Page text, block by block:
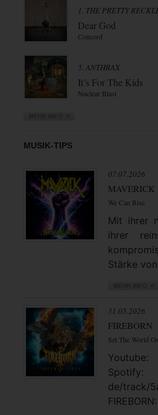
1. THE PRETTY
Dear God
Concord
3. ANTHRAX
It’s For The Kids
Nuclear Blast
MUSIK-TIPS
07.07.2026
MAVERICK
We Can Rise
Mit ihrer
ihrer
Stärke
31.05.2026
FIREBORN
Set The World
Youtube:
de/track/